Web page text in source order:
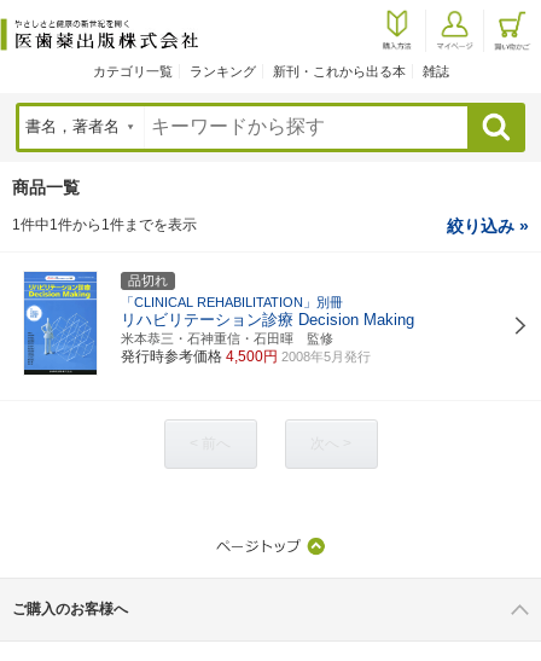
カテゴリ一覧 ランキング 新刊・これから出る本 雑誌
検索
商品一覧
1件中1件から1件までを表示 絞り込み »
品切れ
「CLINICAL REHABILITATION」別冊
リハビリテーション診療 Decision Making
米本恭三・石神重信・石田暉 監修
発行時参考価格 4,500円 2008年5月発行
ご購入のお客様へ